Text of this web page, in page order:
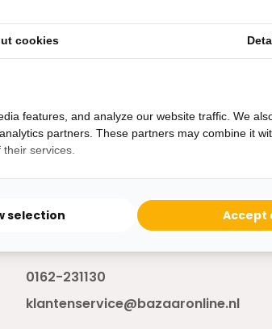
Heb je een vraag?
Bereikbaar van ma - vr 10:00 tot 17:00
0162-231130
klantenservice@bazaaronline.nl
cookies
features, and analyze our website traffic. We
partners. These partners may combine it
services.
selection Accept